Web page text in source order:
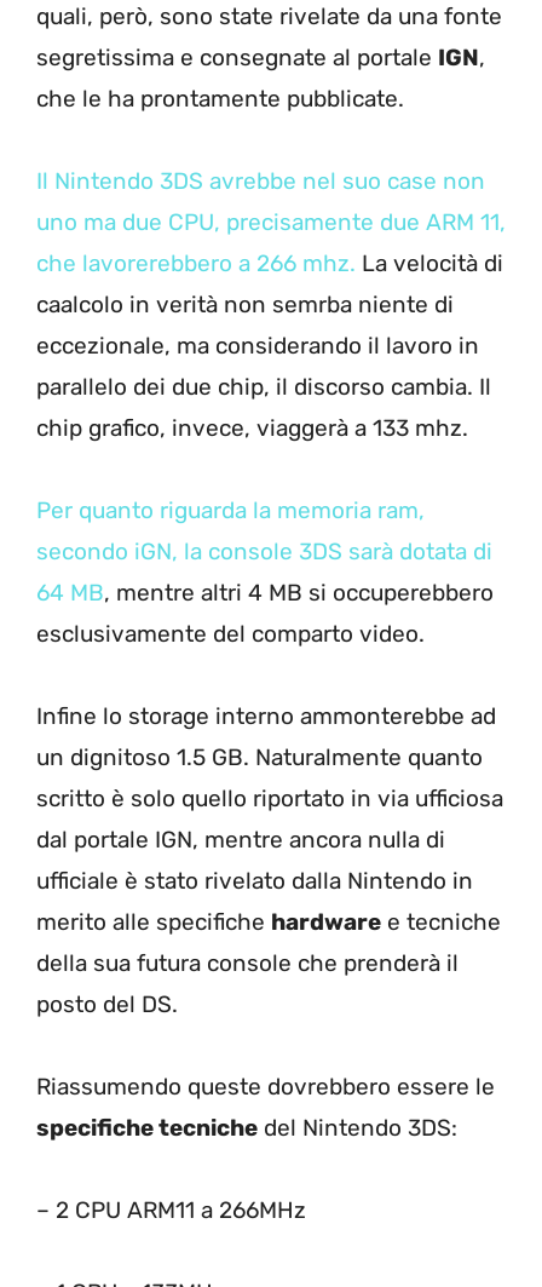
quali, però, sono state rivelate da una fonte
segretissima e consegnate al portale IGN,
che le ha prontamente pubblicate.
Il Nintendo 3DS avrebbe nel suo case non
uno ma due CPU, precisamente due ARM 11,
che lavorerebbero a 266 mhz. La velocità di
caalcolo in verità non semrba niente di
eccezionale, ma considerando il lavoro in
parallelo dei due chip, il discorso cambia. Il
chip grafico, invece, viaggerà a 133 mhz.
Per quanto riguarda la memoria ram,
secondo iGN, la console 3DS sarà dotata di
64 MB, mentre altri 4 MB si occuperebbero
esclusivamente del comparto video.
Infine lo storage interno ammonterebbe ad
un dignitoso 1.5 GB. Naturalmente quanto
scritto è solo quello riportato in via ufficiosa
dal portale IGN, mentre ancora nulla di
ufficiale è stato rivelato dalla Nintendo in
merito alle specifiche hardware e tecniche
della sua futura console che prenderà il
posto del DS.
Riassumendo queste dovrebbero essere le
specifiche tecniche del Nintendo 3DS:
– 2 CPU ARM11 a 266MHz